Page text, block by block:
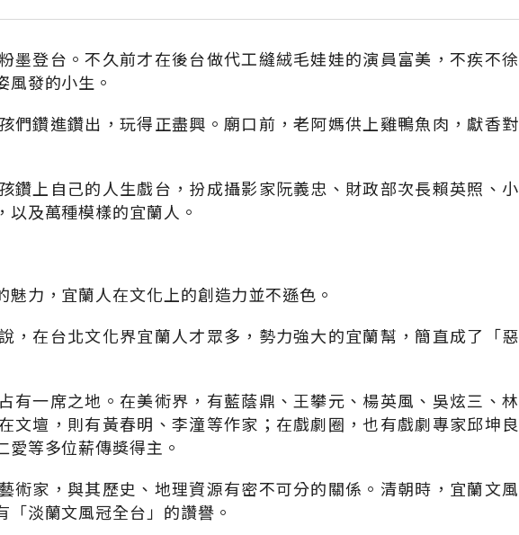
墨登台。不久前才在後台做代工縫絨毛娃娃的演員富美，不疾不徐
風發的小生。
們鑽進鑽出，玩得正盡興。廟口前，老阿媽供上雞鴨魚肉，獻香對
鑽上自己的人生戲台，扮成攝影家阮義忠、財政部次長賴英照、小
及萬種模樣的宜蘭人。
魅力，宜蘭人在文化上的創造力並不遜色。
，在台北文化界宜蘭人才眾多，勢力強大的宜蘭幫，簡直成了「惡
有一席之地。在美術界，有藍蔭鼎、王攀元、楊英風、吳炫三、林
文壇，則有黃春明、李潼等作家；在戲劇圈，也有戲劇專家邱坤良
等多位薪傳獎得主。
術家，與其歷史、地理資源有密不可分的關係。清朝時，宜蘭文風
淡蘭文風冠全台」的讚譽。